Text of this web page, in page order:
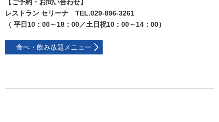
【ご予約・お問い合わせ】
レストラン セリーナ TEL.029-896-3261
（ 平日10：00～18：00／土日祝10：00～14：00）
食べ・飲み放題メニュー